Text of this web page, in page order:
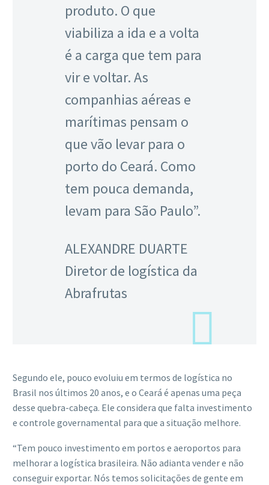
produto. O que
viabiliza a ida e a volta
é a carga que tem para
vir e voltar. As
companhias aéreas e
marítimas pensam o
que vão levar para o
porto do Ceará. Como
tem pouca demanda,
levam para São Paulo”.
ALEXANDRE DUARTE
Diretor de logística da
Abrafrutas
Segundo ele, pouco evoluiu em termos de logística no
Brasil nos últimos 20 anos, e o Ceará é apenas uma peça
desse quebra-cabeça. Ele considera que falta investimento
e controle governamental para que a situação melhore.
“Tem pouco investimento em portos e aeroportos para
melhorar a logística brasileira. Não adianta vender e não
conseguir exportar. Nós temos solicitações de gente em